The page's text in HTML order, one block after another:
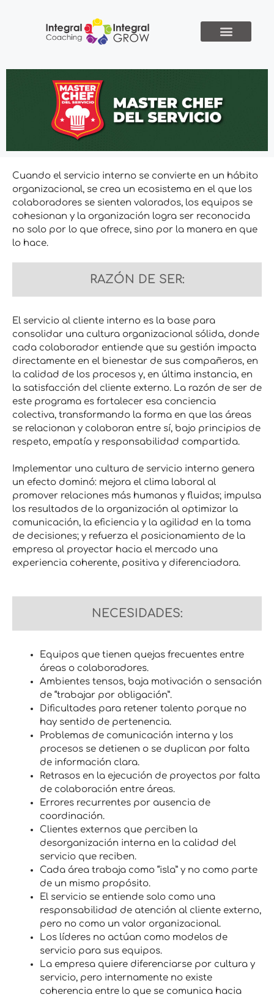
Cuando el servicio interno se convierte en un hábito
organizacional, se crea un ecosistema en el que los
colaboradores se sienten valorados, los equipos se
cohesionan y la organización logra ser reconocida
no solo por lo que ofrece, sino por la manera en que
lo hace.
RAZÓN DE SER:
El servicio al cliente interno es la base para
consolidar una cultura organizacional sólida, donde
cada colaborador entiende que su gestión impacta
directamente en el bienestar de sus compañeros, en
la calidad de los procesos y, en última instancia, en
la satisfacción del cliente externo. La razón de ser de
este programa es fortalecer esa conciencia
colectiva, transformando la forma en que las áreas
se relacionan y colaboran entre sí, bajo principios de
respeto, empatía y responsabilidad compartida.
Implementar una cultura de servicio interno genera
un efecto dominó: mejora el clima laboral al
promover relaciones más humanas y fluidas; impulsa
los resultados de la organización al optimizar la
comunicación, la eficiencia y la agilidad en la toma
de decisiones; y refuerza el posicionamiento de la
empresa al proyectar hacia el mercado una
experiencia coherente, positiva y diferenciadora.
NECESIDADES:
Equipos que tienen quejas frecuentes entre
áreas o colaboradores.
Ambientes tensos, baja motivación o sensación
de “trabajar por obligación”.
Dificultades para retener talento porque no
hay sentido de pertenencia.
Problemas de comunicación interna y los
procesos se detienen o se duplican por falta
de información clara.
Retrasos en la ejecución de proyectos por falta
de colaboración entre áreas.
Errores recurrentes por ausencia de
coordinación.
Clientes externos que perciben la
desorganización interna en la calidad del
servicio que reciben.
Cada área trabaja como “isla” y no como parte
de un mismo propósito.
El servicio se entiende solo como una
responsabilidad de atención al cliente externo,
pero no como un valor organizacional.
Los líderes no actúan como modelos de
servicio para sus equipos.
La empresa quiere diferenciarse por cultura y
servicio, pero internamente no existe
coherencia entre lo que se comunica hacia